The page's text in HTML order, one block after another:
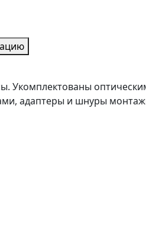
Укомплектованы
адаптеры и шнуры